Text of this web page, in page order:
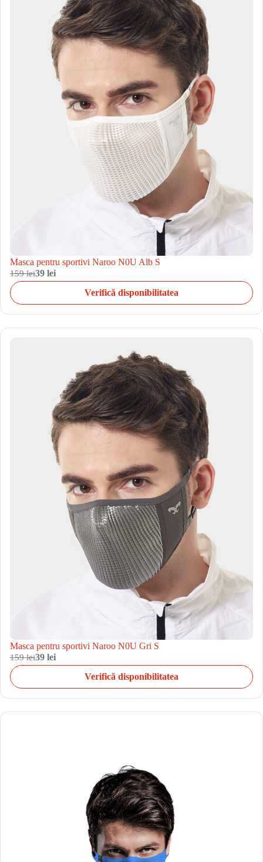
Masca pentru sportivi Naroo N0U Alb S
159 lei39 lei
Verifică disponibilitatea
Masca pentru sportivi Naroo N0U Gri S
159 lei39 lei
Verifică disponibilitatea